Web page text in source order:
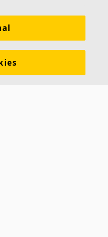
e superfícies
de catálogos